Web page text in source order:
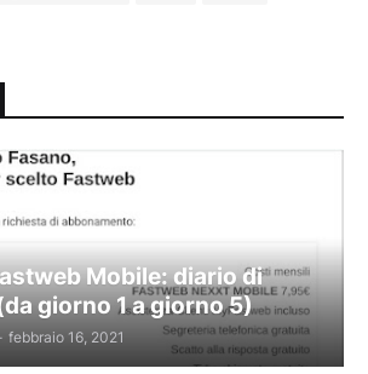
Mobile: diario di
giorno 1 a giorno 5)
febbraio 16, 2021